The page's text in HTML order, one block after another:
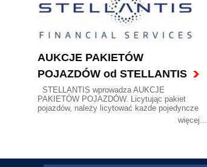
AUKCJE PAKIETÓW
POJAZDÓW od STELLANTIS
STELLANTIS wprowadza AUKCJE
PAKIETÓW POJAZDÓW. Licytując pakiet
pojazdów, należy licytować każde pojedyncze
więcej...